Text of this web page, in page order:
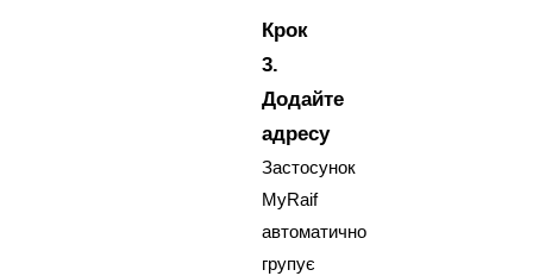
Крок
3.
Додайте
адресу
Застосунок
MyRaif
автоматично
групує